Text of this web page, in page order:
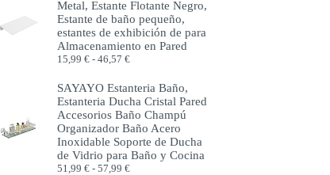
Metal, Estante Flotante Negro,
Estante de baño pequeño,
estantes de exhibición de para
Almacenamiento en Pared
15,99€ - 46,57€Rango
precios:
desde
15,99 €
hasta
46,57 €
SAYAYO Estanteria Baño,
Estanteria Ducha Cristal Pared
Accesorios Baño Champú
Organizador Baño Acero
Inoxidable Soporte de Ducha
de Vidrio para Baño y Cocina
51,99€ - 57,99€Rango